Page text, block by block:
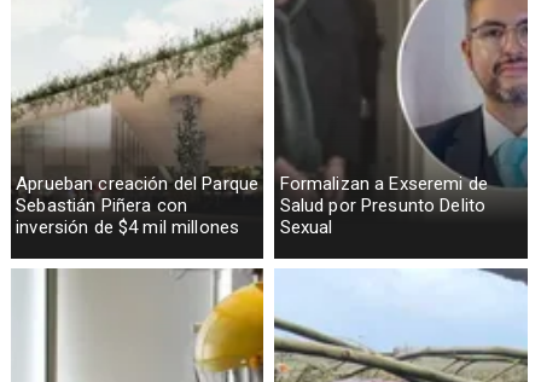
Aprueban creación del Parque
Sebastián Piñera con
inversión de $4 mil millones
Formalizan a Exseremi de
Salud por Presunto Delito
Sexual